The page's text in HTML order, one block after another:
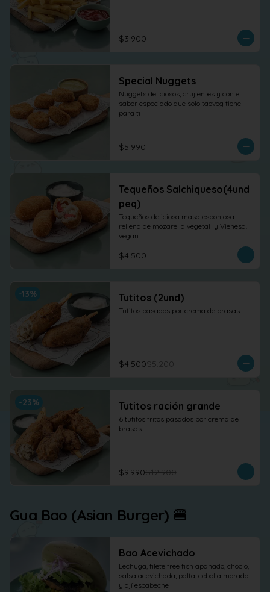
$3.900
Special Nuggets
Nuggets deliciosos, crujientes y con el
sabor especiado que solo taoveg tiene
para ti
$5.990
Tequeños Salchiqueso(4und
peq)
Tequeños deliciosa masa esponjosa
rellena de mozarella vegetal  y Vienesa.
vegan
$4.500
-13% Tutitos (2und)
Tutitos pasados por crema de brasas .
$4.500$5.200
-23% Tutitos ración grande
6 tutitos fritos pasados por crema de
brasas
$9.990$12.900
Gua Bao (Asian Burger) 🍔
Bao Acevichado
Lechuga, filete free fish apanado, choclo,
salsa acevichada, palta, cebolla morada
y ají escabeche